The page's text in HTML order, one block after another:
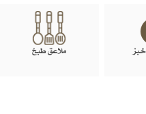
ملاعق طبخ